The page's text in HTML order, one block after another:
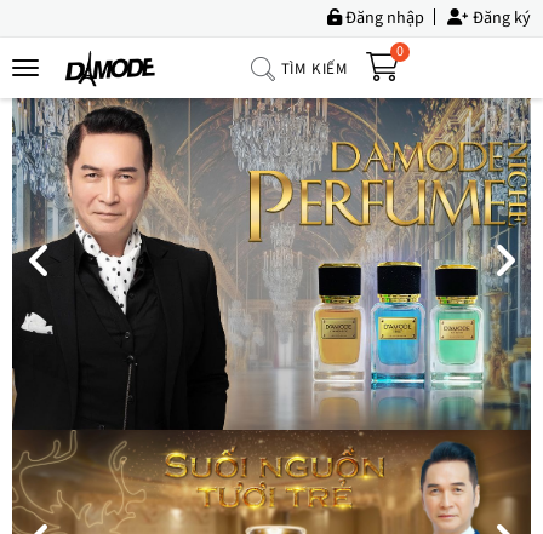
Đăng nhập Đăng ký
TÌM KIẾM
0
Trang
Chủ
Về
Chúng
Tôi
Sản
Phẩm
Tức
Bộ
Sưu
Tập